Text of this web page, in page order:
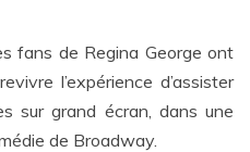
fans de Regina George ont
l’expérience d’assister
sur grand écran, dans une
de Broadway.